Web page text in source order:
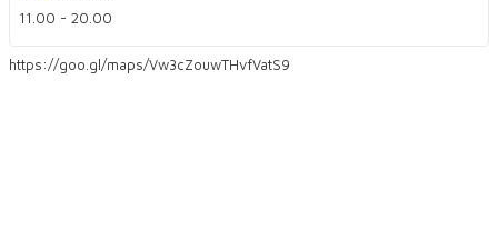
11.00 - 20.00
https://goo.gl/maps/Vw3cZouwTHvfVatS9